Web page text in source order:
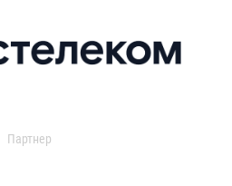
Партнер